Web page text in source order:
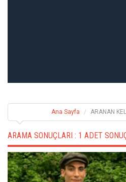
Ana Sayfa ARANAN
ARAMA SONUÇLARI : 1 ADET